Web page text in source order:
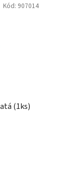
(1ks)
Kód: 907014